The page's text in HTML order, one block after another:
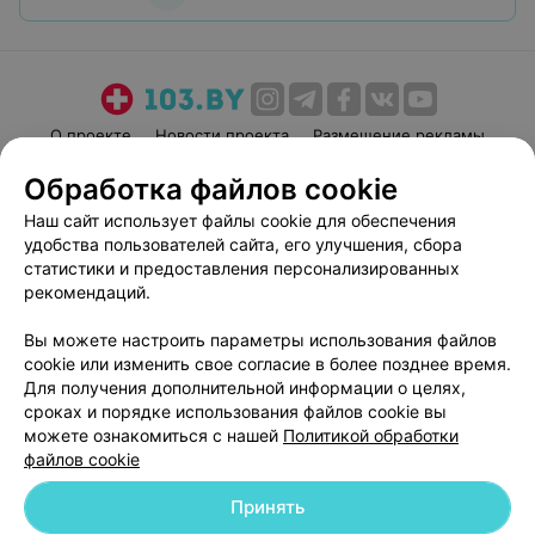
О проекте Новости проекта
Размещение рекламы
Пользовательское соглашение
Способы оплаты
Вакансии
Партнеры
Написать руководителю 103.by
Персональные настройки cookie
Обработка персональных данных
Обработка файлов cookie
Наш сайт использует файлы cookie для обеспечения
удобства пользователей сайта, его улучшения, сбора
статистики и предоставления персонализированных
рекомендаций.
Вы можете настроить параметры использования файлов
cookie или изменить свое согласие в более позднее время.
Для получения дополнительной информации о целях,
сроках и порядке использования файлов cookie вы
можете ознакомиться с нашей Политикой обработки
файлов cookie
Принять